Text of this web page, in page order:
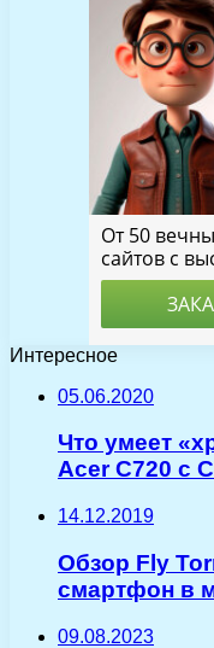
Интересное
05.06.2020
Что умеет
Acer C720 с
14.12.2019
Обзор Fly
смартфон в
09.08.2023